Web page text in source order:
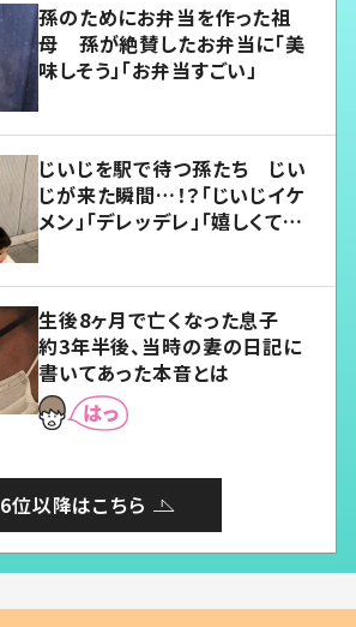
孫のためにお弁当を作った祖
母 孫が絶賛したお弁当に「美
味しそう」「お弁当すごい」
じいじを駅で待つ孫たち じい
じが来た瞬間…！？「じいじイケ
メン」「デレッデレ」「嬉しくて可
生後8ヶ月で亡くなった息子
約3年半後、当時の妻の日記に
書いてあった本音とは
6位以降はこちら